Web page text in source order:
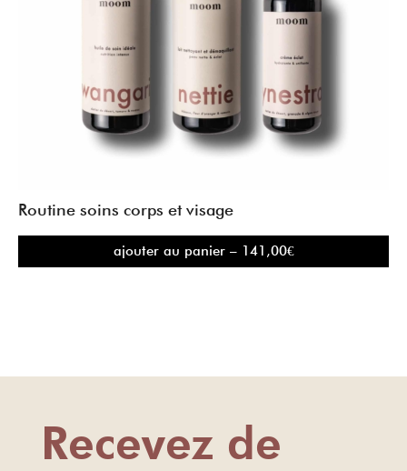
Routine soins corps et visage
ajouter au panier – 141,00€
Recevez de